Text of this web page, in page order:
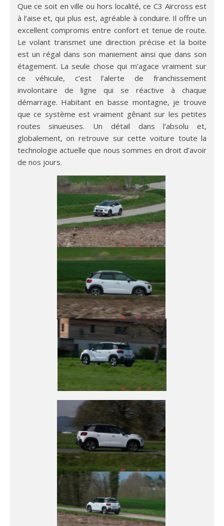
Que ce soit en ville ou hors localité, ce C3 Aircross est
à l’aise et, qui plus est, agréable à conduire. Il offre un
excellent compromis entre confort et tenue de route.
Le volant transmet une direction précise et la boite
est un régal dans son maniement ainsi que dans son
étagement. La seule chose qui m’agace vraiment sur
ce véhicule, c’est l’alerte de franchissement
involontaire de ligne qui se réactive à chaque
démarrage. Habitant en basse montagne, je trouve
que ce système est vraiment gênant sur les petites
routes sinueuses. Un détail dans l’absolu et,
globalement, on retrouve sur cette voiture toute la
technologie actuelle que nous sommes en droit d’avoir
de nos jours.